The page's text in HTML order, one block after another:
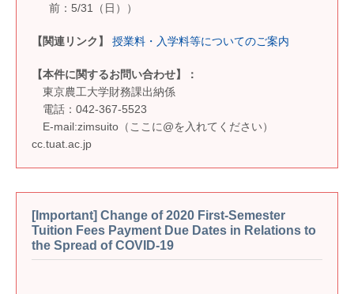
前：5/31（日））
【関連リンク】 授業料・入学料等についてのご案内
【本件に関するお問い合わせ】：
東京農工大学財務課出納係
電話：042-367-5523
E-mail:zimsuito（ここに@を入れてください）
cc.tuat.ac.jp
[Important] Change of 2020 First-Semester
Tuition Fees Payment Due Dates in Relations to
the Spread of COVID-19